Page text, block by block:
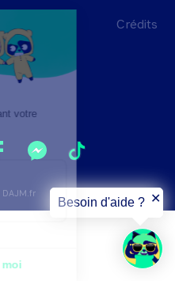
DAJM.fr
Crédits
Besoin d'aide ? ✕